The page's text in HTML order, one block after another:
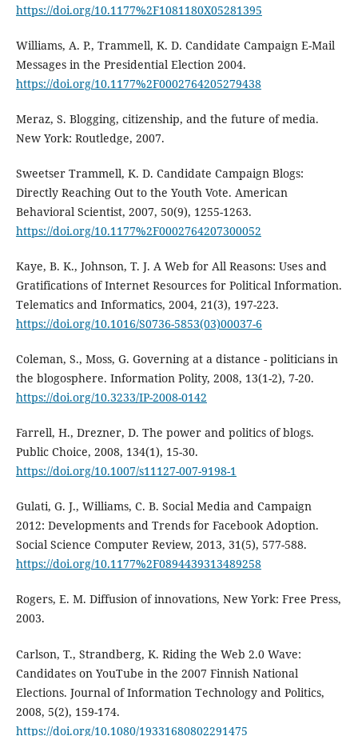
https://doi.org/10.1177%2F1081180X05281395
Williams, A. P., Trammell, K. D. Candidate Campaign E-Mail
Messages in the Presidential Election 2004.
https://doi.org/10.1177%2F0002764205279438
Meraz, S. Blogging, citizenship, and the future of media.
New York: Routledge, 2007.
Sweetser Trammell, K. D. Candidate Campaign Blogs:
Directly Reaching Out to the Youth Vote. American
Behavioral Scientist, 2007, 50(9), 1255-1263.
https://doi.org/10.1177%2F0002764207300052
Kaye, B. K., Johnson, T. J. A Web for All Reasons: Uses and
Gratifications of Internet Resources for Political Information.
Telematics and Informatics, 2004, 21(3), 197-223.
https://doi.org/10.1016/S0736-5853(03)00037-6
Coleman, S., Moss, G. Governing at a distance - politicians in
the blogosphere. Information Polity, 2008, 13(1-2), 7-20.
https://doi.org/10.3233/IP-2008-0142
Farrell, H., Drezner, D. The power and politics of blogs.
Public Choice, 2008, 134(1), 15-30.
https://doi.org/10.1007/s11127-007-9198-1
Gulati, G. J., Williams, C. B. Social Media and Campaign
2012: Developments and Trends for Facebook Adoption.
Social Science Computer Review, 2013, 31(5), 577-588.
https://doi.org/10.1177%2F0894439313489258
Rogers, E. M. Diffusion of innovations, New York: Free Press,
2003.
Carlson, T., Strandberg, K. Riding the Web 2.0 Wave:
Candidates on YouTube in the 2007 Finnish National
Elections. Journal of Information Technology and Politics,
2008, 5(2), 159-174.
https://doi.org/10.1080/19331680802291475